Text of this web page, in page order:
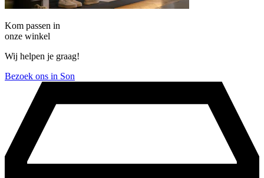
Kom passen in
onze winkel
Wij helpen je graag!
Bezoek ons in Son